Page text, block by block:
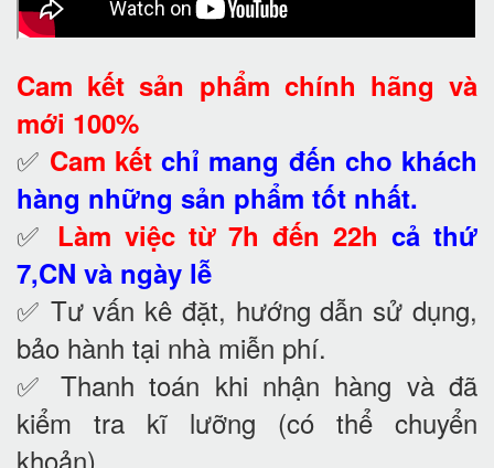
Cam kết sản phẩm chính hãng và
mới 100%
✅ Cam kết chỉ mang đến cho khách
hàng những sản phẩm tốt nhất.
✅ Làm việc từ 7h đến 22h cả thứ
7,CN và ngày lễ
✅ Tư vấn kê đặt, hướng dẫn sử dụng,
bảo hành tại nhà miễn phí.
✅ Thanh toán khi nhận hàng và đã
kiểm tra kĩ lưỡng (có thể chuyển
khoản)